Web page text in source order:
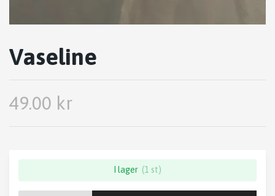
Vaseline
49.00 kr
I lager (1 st)